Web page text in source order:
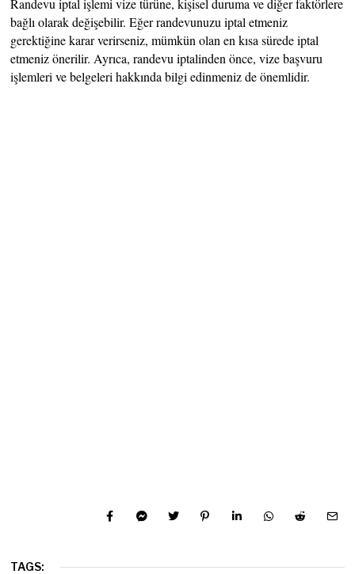
bağlı olarak değişebilir. Eğer randevunuzu iptal etmeniz
gerektiğine karar verirseniz, mümkün olan en kısa sürede iptal
etmeniz önerilir. Ayrıca, randevu iptalinden önce, vize başvuru
işlemleri ve belgeleri hakkında bilgi edinmeniz de önemlidir.
TAGS: